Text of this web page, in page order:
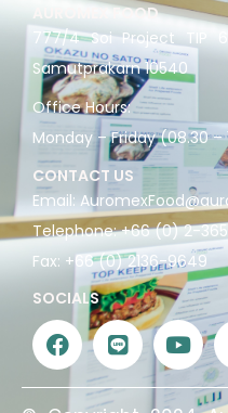
AUROMEX FOOD
777/4 Soi Project TIP
Samutprakarn 10540
Office Hours:
Monday – Friday (08.30 –
CONTACT US
Email:
Telephone: +66 (0) 2-
Fax: +66 (0) 2136-9649
SOCIALS